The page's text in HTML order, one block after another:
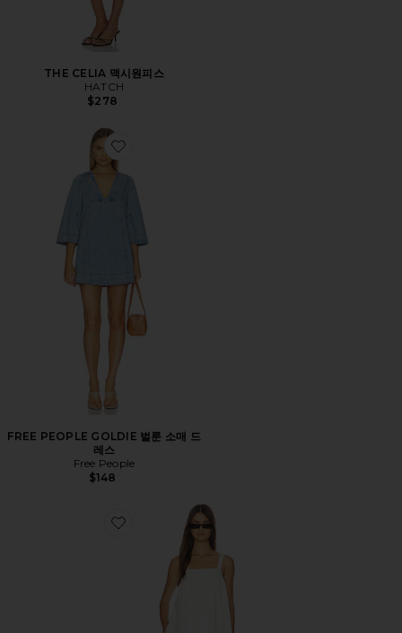
THE CELIA 맥시원피스
HATCH
$278
Favorite FREE PEOPLE GOLDIE 벌룬 소매 드레스
FREE PEOPLE GOLDIE 벌룬 소매 드
레스
Free People
$148
Favorite WILMA 원피스